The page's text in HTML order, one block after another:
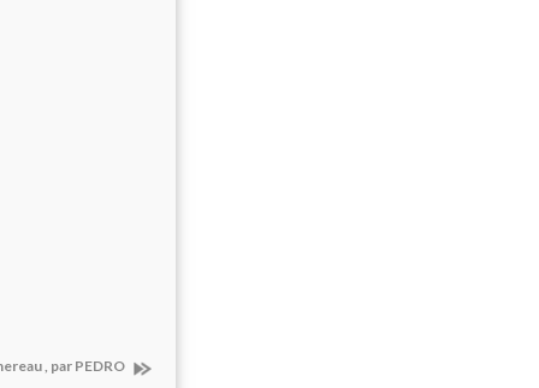
, par PEDRO